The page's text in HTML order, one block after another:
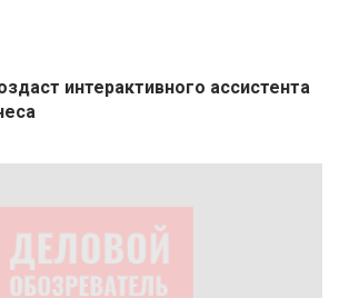
интерактивного ассистента